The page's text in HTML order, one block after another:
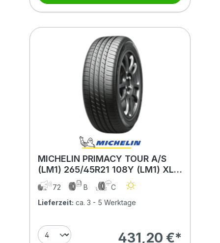
MICHELIN PRIMACY TOUR A/S
(LM1) 265/45R21 108Y (LM1) XL
BSW ACOUSTIC
72 B
C
Lieferzeit: ca. 3 - 5 Werktage
431,20 €*